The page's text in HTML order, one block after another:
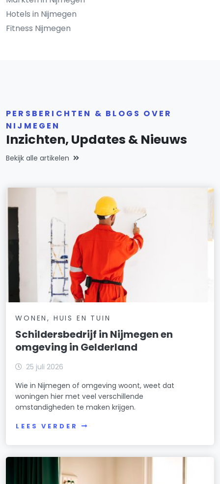
Hotels in Nijmegen
Fitness Nijmegen
PERSBERICHTEN & BLOGS OVER
NIJMEGEN
Inzichten, Updates & Nieuws
Bekijk alle artikelen
WONEN, HUIS EN TUIN
Schildersbedrijf in Nijmegen en
omgeving in Gelderland
25 juli 2026
Wie in Nijmegen of omgeving woont, weet dat
woningen hier met veel verschillende
omstandigheden te maken krijgen.
LEES VERDER